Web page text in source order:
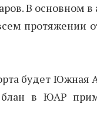
В основном в
протяжении
будет Южная
в ЮАР